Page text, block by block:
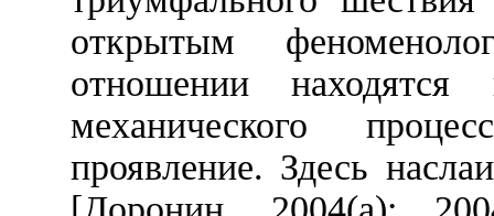
открытым
отношении находятся
механического
проявление. Здесь